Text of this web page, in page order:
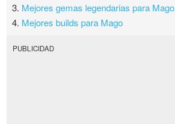
3. Mejores gemas legendarias para Mago
4. Mejores builds para Mago
PUBLICIDAD